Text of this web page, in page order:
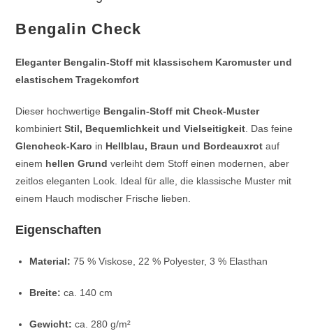
Bengalin Check
Eleganter Bengalin-Stoff mit klassischem Karomuster und
elastischem Tragekomfort
Dieser hochwertige Bengalin-Stoff mit Check-Muster
kombiniertStil, Bequemlichkeit und Vielseitigkeit . Das feine
Glencheck-Karo in Hellblau, Braun und Bordeauxrot auf
einem hellen Grund verleiht dem Stoff einen modernen, aber
zeitlos eleganten Look. Ideal für alle, die klassische Muster mit
einem Hauch modischer Frische lieben.
Eigenschaften
Material: 75 % Viskose, 22 % Polyester, 3 % Elasthan
Breite: ca. 140 cm
Gewicht: ca. 280 g/m²